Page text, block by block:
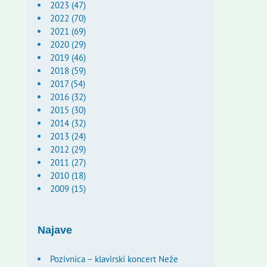
2023 (47)
2022 (70)
2021 (69)
2020 (29)
2019 (46)
2018 (59)
2017 (54)
2016 (32)
2015 (30)
2014 (32)
2013 (24)
2012 (29)
2011 (27)
2010 (18)
2009 (15)
Najave
Pozivnica – klavirski koncert Neže